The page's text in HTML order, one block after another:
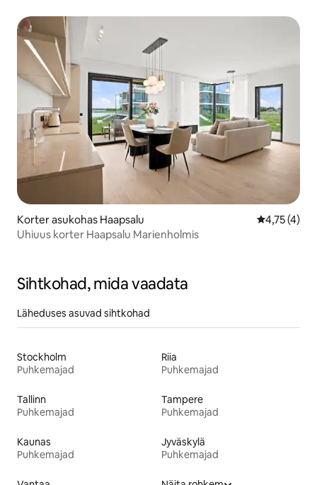
Korter asukohas Haapsalu Keskmine
4,75 (4)
Uhiuus korter Haapsalu Marienholmis
Sihtkohad, mida vaadata
Läheduses asuvad sihtkohad
Stockholm
Puhkemajad
Riia
Puhkemajad
Tallinn
Puhkemajad
Tampere
Puhkemajad
Kaunas
Puhkemajad
Jyväskylä
Puhkemajad